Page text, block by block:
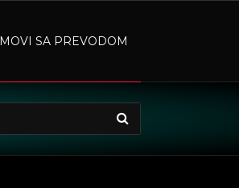
SA PREVODOM